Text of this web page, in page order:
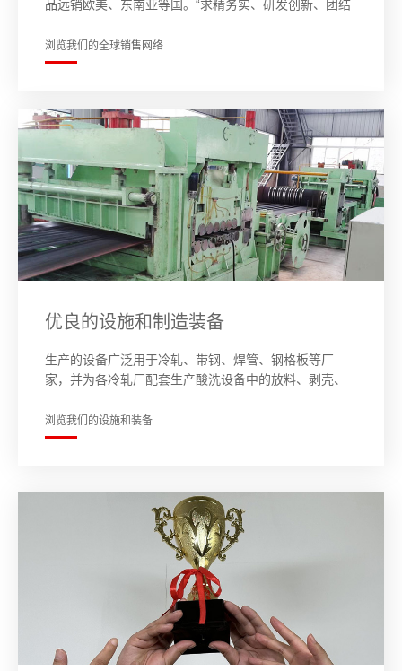
品远销欧美、东南亚等国。“求精务实、研发创新、团结
的产品和诚信周到的服务，是我们公司一贯的宗旨。
浏览我们的全球销售网络
优良的设施和制造装备
生产的设备广泛用于冷轧、带钢、焊管、钢格板等厂
家，并为各冷轧厂配套生产酸洗设备中的放料、剥壳、
剪扁钢生产线广泛用于钢格板的厂家。
浏览我们的设施和装备